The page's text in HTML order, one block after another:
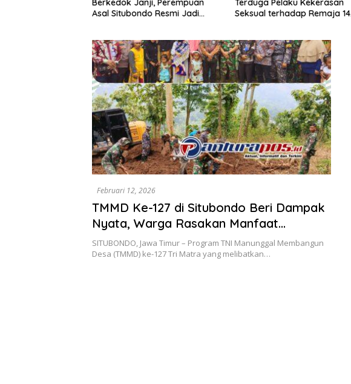
Berkedok Janji, Perempuan
Asal Situbondo Resmi Jadi
Seksual terhadap Remaja 14
Februari 12, 2026
TMMD Ke-127 di Situbondo Beri Dampak
Nyata, Warga Rasakan Manfaat
Pembangunan Fisik dan Layanan Sosial
SITUBONDO, Jawa Timur – Program TNI Manunggal Membangun
Desa (TMMD) ke-127 Tri Matra yang melibatkan…